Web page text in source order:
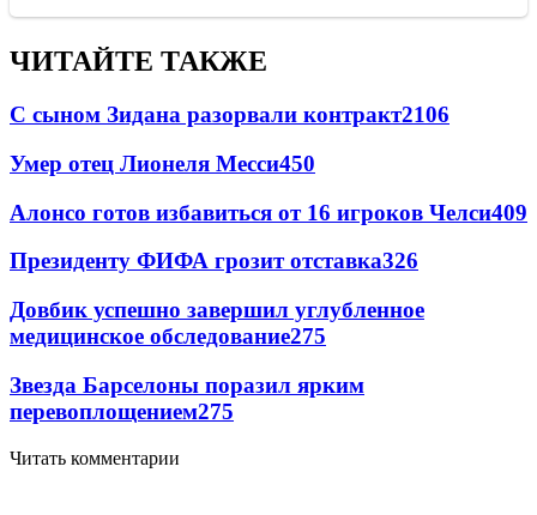
ЧИТАЙТЕ ТАКЖЕ
С сыном Зидана разорвали контракт2106
Умер отец Лионеля Месси450
Алонсо готов избавиться от 16 игроков Челси409
Президенту ФИФА грозит отставка326
Довбик успешно завершил углубленное
медицинское обследование275
Звезда Барселоны поразил ярким
перевоплощением275
Читать комментарии